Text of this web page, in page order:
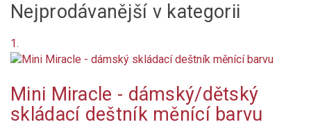
Kč
Kč
Skladem
Na objednání
Nejprodávanější v kategorii
1.
Mini Miracle - dámský/dětský
skládací deštník měnící barvu